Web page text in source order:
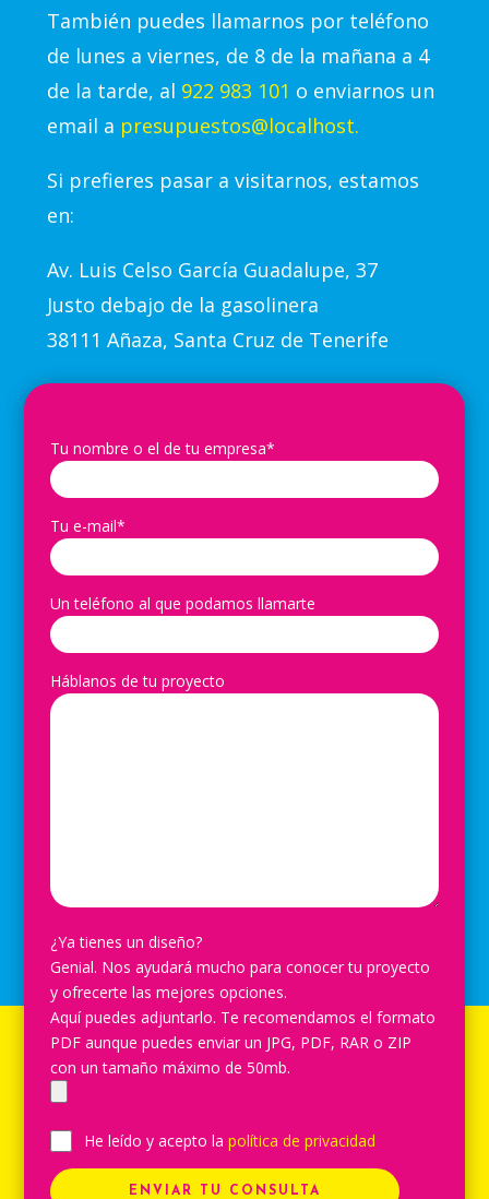
También puedes llamarnos por teléfono
de lunes a viernes, de 8 de la mañana a 4
de la tarde, al 922 983 101 o enviarnos un
email a presupuestos@localhost.
Si prefieres pasar a visitarnos, estamos
en:
Av. Luis Celso García Guadalupe, 37
Justo debajo de la gasolinera
38111 Añaza, Santa Cruz de Tenerife
Tu nombre o el de tu empresa*
Tu e-mail*
Un teléfono al que podamos llamarte
Háblanos de tu proyecto
¿Ya tienes un diseño?
Genial. Nos ayudará mucho para conocer tu proyecto
y ofrecerte las mejores opciones.
Aquí puedes adjuntarlo. Te recomendamos el formato
PDF aunque puedes enviar un JPG, PDF, RAR o ZIP
con un tamaño máximo de 50mb.
He leído y acepto lapolítica de privacidad